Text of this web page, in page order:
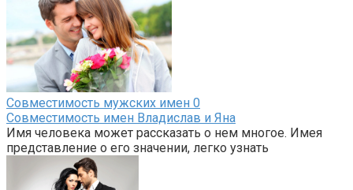
Совместимость мужских имен 0
Совместимость имен Владислав и Яна
Имя человека может рассказать о нем многое. Имея
представление о его значении, легко узнать